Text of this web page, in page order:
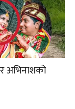
अभिनाशको